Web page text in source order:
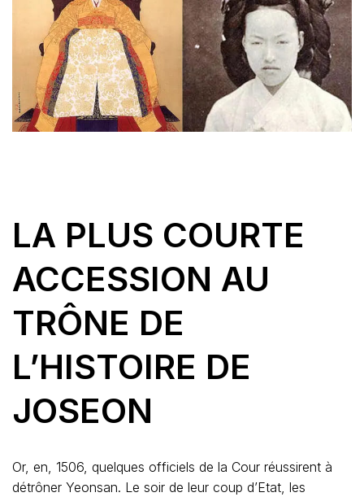
LA PLUS COURTE
ACCESSION AU
TRÔNE DE
L’HISTOIRE DE
JOSEON
Or, en, 1506, quelques officiels de la Cour réussirent à
détrôner Yeonsan. Le soir de leur coup d’Etat, les